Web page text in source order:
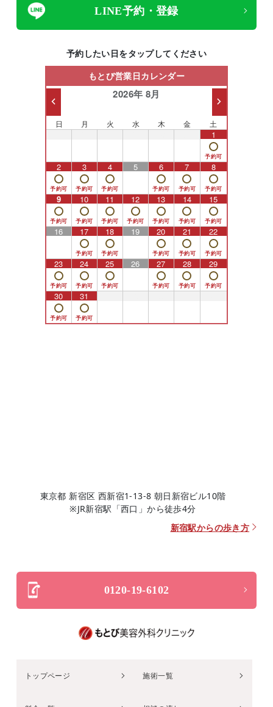
LINE予約・登録
予約したい日をタップしてください
もとび営業日カレンダー
2026年 8月
日 月 火 水 木 金 土
1
2 3 4 5 6 7 8
9 10 11 12 13 14 15
16 17 18 19 20 21 22
23 24 25 26 27 28 29
30 31
東京都 新宿区 西新宿1-13-8 朝日新宿ビル10階
※JR新宿駅「西口」から徒歩4分
新宿駅からの歩き方
0120-19-6102
トップページ 施術一覧